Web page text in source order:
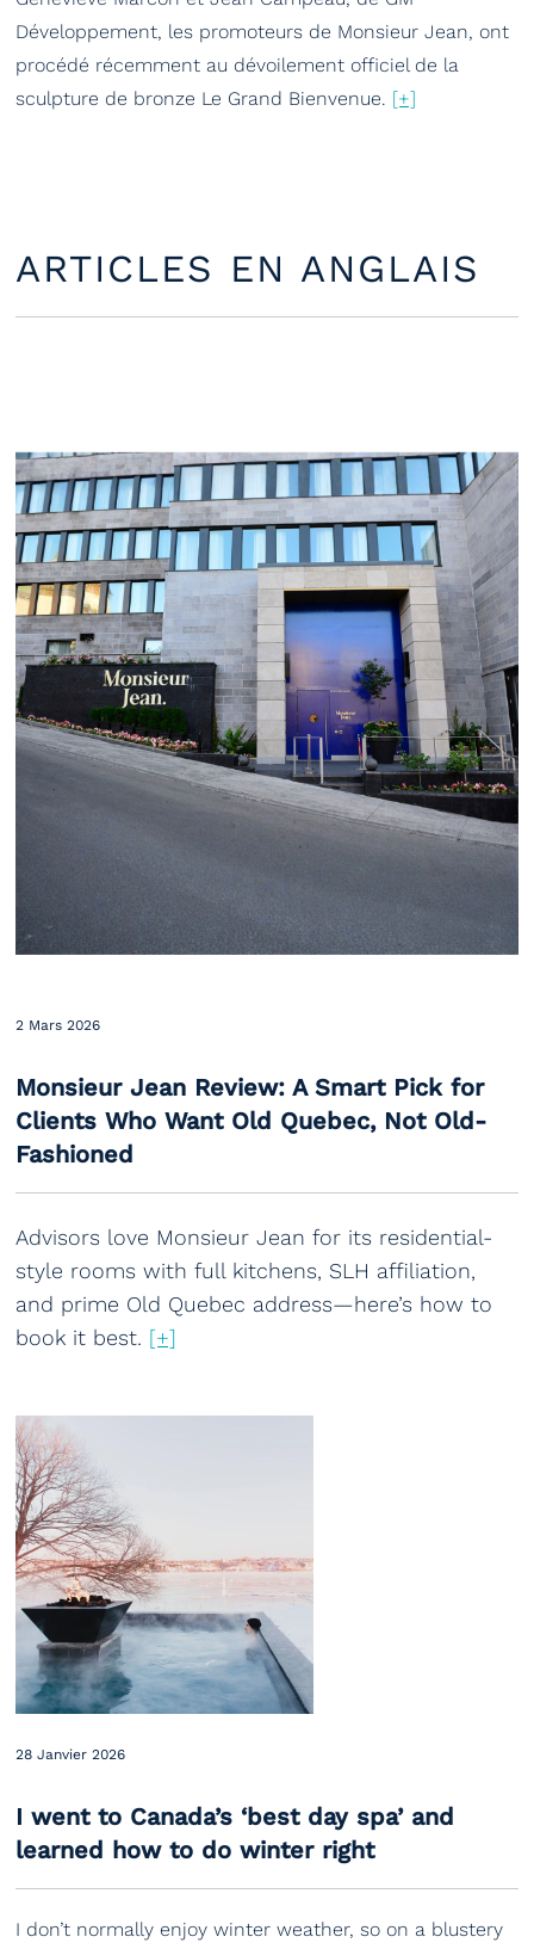
Développement, les promoteurs de Monsieur Jean, ont
procédé récemment au dévoilement officiel de la
sculpture de bronze Le Grand Bienvenue. [+]
ARTICLES EN ANGLAIS
2 Mars 2026
Monsieur Jean Review: A Smart Pick for
Clients Who Want Old Quebec, Not Old-
Fashioned
Advisors love Monsieur Jean for its residential-
style rooms with full kitchens, SLH affiliation,
and prime Old Quebec address—here’s how to
book it best. [+]
28 Janvier 2026
I went to Canada’s ‘best day spa’ and
learned how to do winter right
I don’t normally enjoy winter weather, so on a blustery